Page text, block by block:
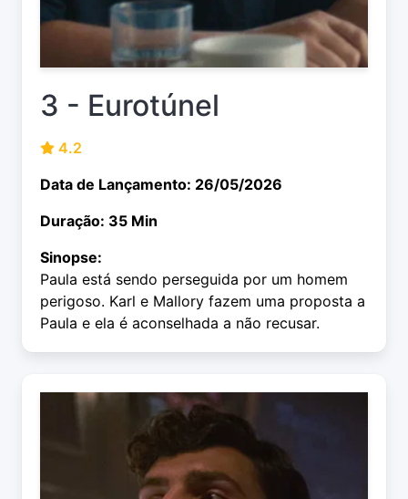
3 - Eurotúnel
4.2
Data de Lançamento: 26/05/2026
Duração: 35 Min
Sinopse:
Paula está sendo perseguida por um homem
perigoso. Karl e Mallory fazem uma proposta a
Paula e ela é aconselhada a não recusar.